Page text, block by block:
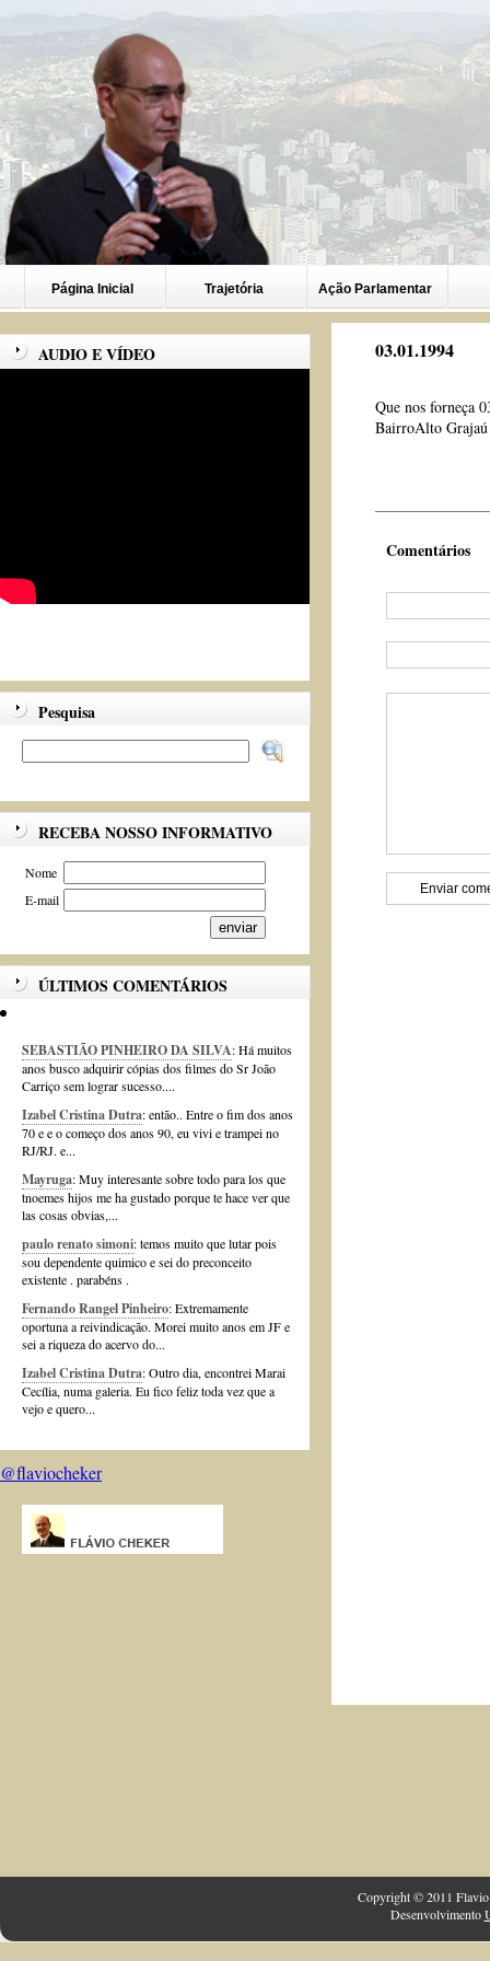
Página Inicial Trajetória Ação Parlamentar
AUDIO E VÍDEO
Pesquisa
RECEBA NOSSO INFORMATIVO
Nome
E-mail
ÚLTIMOS COMENTÁRIOS
SEBASTIÃO PINHEIRO DA SILVA: Há muitos
anos busco adquirir cópias dos filmes do Sr João
Carriço sem lograr sucesso....
Izabel Cristina Dutra: então.. Entre o fim dos anos
70 e e o começo dos anos 90, eu vivi e trampei no
RJ/RJ. e...
Mayruga: Muy interesante sobre todo para los que
tnoemes hijos me ha gustado porque te hace ver que
las cosas obvias,...
paulo renato simoni: temos muito que lutar pois
sou dependente quimico e sei do preconceito
existente . parabéns .
Fernando Rangel Pinheiro: Extremamente
oportuna a reivindicação. Morei muito anos em JF e
sei a riqueza do acervo do...
Izabel Cristina Dutra: Outro dia, encontrei Marai
Cecília, numa galeria. Eu fico feliz toda vez que a
vejo e quero...
@flaviocheker
03.01.1994
Que nos forneça
BairroAlto
Comentários
Copyright © 2011 Flavio
Desenvolvimento